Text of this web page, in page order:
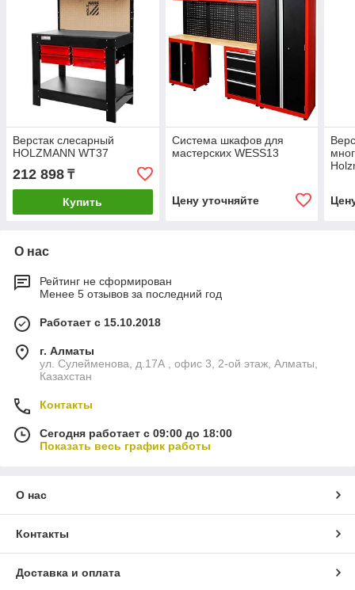
Верстак слесарный
HOLZMANN WT37
212 898 ₸
Купить
Система шкафов для
мастерских WESS13
Цену уточняйте
О нас
Рейтинг не сформирован
Менее 5 отзывов за последний год
Работает с 15.10.2018
г. Алматы
ул. Сулейменова, д.17А , офис 3, 2-ой этаж, Алматы,
Казахстан
Контакты
Сегодня работает с 09:00 до 18:00
Показать весь график работы
О нас
Контакты
Доставка и оплата